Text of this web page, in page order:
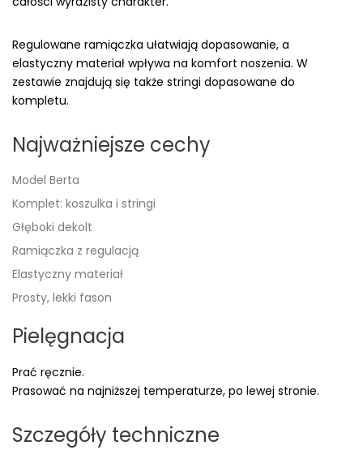
Regulowane ramiączka ułatwiają dopasowanie, a
elastyczny materiał wpływa na komfort noszenia. W
zestawie znajdują się także stringi dopasowane do
kompletu.
Najważniejsze cechy
Model Berta
Komplet: koszulka i stringi
Głęboki dekolt
Ramiączka z regulacją
Elastyczny materiał
Prosty, lekki fason
Pielęgnacja
Prać ręcznie.
Prasować na najniższej temperaturze, po lewej stronie.
Szczegóły techniczne